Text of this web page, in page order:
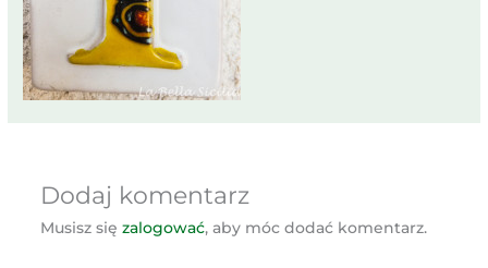
Dodaj komentarz
Musisz się zalogować, aby móc dodać komentarz.